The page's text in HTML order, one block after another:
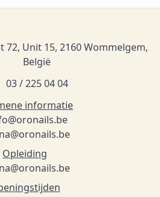
72, Unit 15, 2160 Wommelgem,
België
03 / 225 04 04
informatie
Opleiding